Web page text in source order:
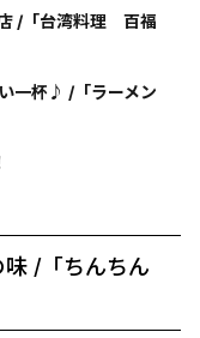
/「台湾料理 百福
一杯♪ /「ラーメン
/「ちんちん